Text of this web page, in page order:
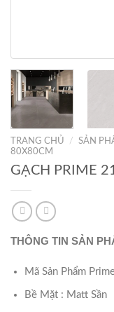
TRANG CHỦ / SẢN
80X80CM
GẠCH PRIME
THÔNG TIN SẢN
Mã Sản Phẩm
Bề Mặt : Matt Sần